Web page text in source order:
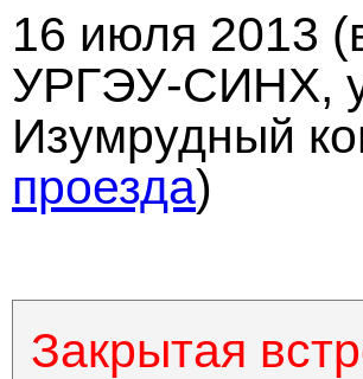
16 июля 2013
УРГЭУ-СИНХ,
Изумрудный
проезда)
Закрытая